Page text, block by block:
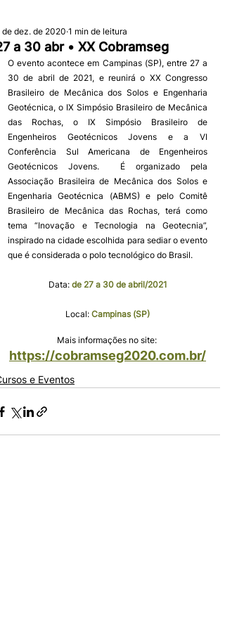
a 30 abr • XX Cobramseg
de dez. de 2020 1 min de leitura
O evento acontece em Campinas (SP), entre 27 a
30 de abril de 2021, e reunirá o XX Congresso
Brasileiro de Mecânica dos Solos e Engenharia
Geotécnica, o IX Simpósio Brasileiro de Mecânica
das Rochas, o IX Simpósio Brasileiro de
Engenheiros Geotécnicos Jovens e a VI
Conferência Sul Americana de Engenheiros
Geotécnicos Jovens.  É organizado pela
Associação Brasileira de Mecânica dos Solos e
Engenharia Geotécnica (ABMS) e pelo Comitê
Brasileiro de Mecânica das Rochas, terá como
tema “Inovação e Tecnologia na Geotecnia”,
inspirado na cidade escolhida para sediar o evento
que é considerada o polo tecnológico do Brasil.
Data: de 27 a 30 de abril/2021
Local: Campinas (SP)
Mais informações no site:
https://cobramseg2020.com.br/
e Eventos